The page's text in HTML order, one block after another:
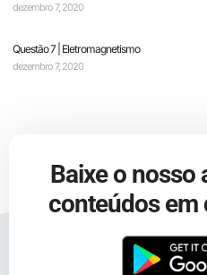
dezembro 7, 2020
Questão 7 | Eletromagnetismo
dezembro 7, 2020
Baixe o nosso
conteúdos em